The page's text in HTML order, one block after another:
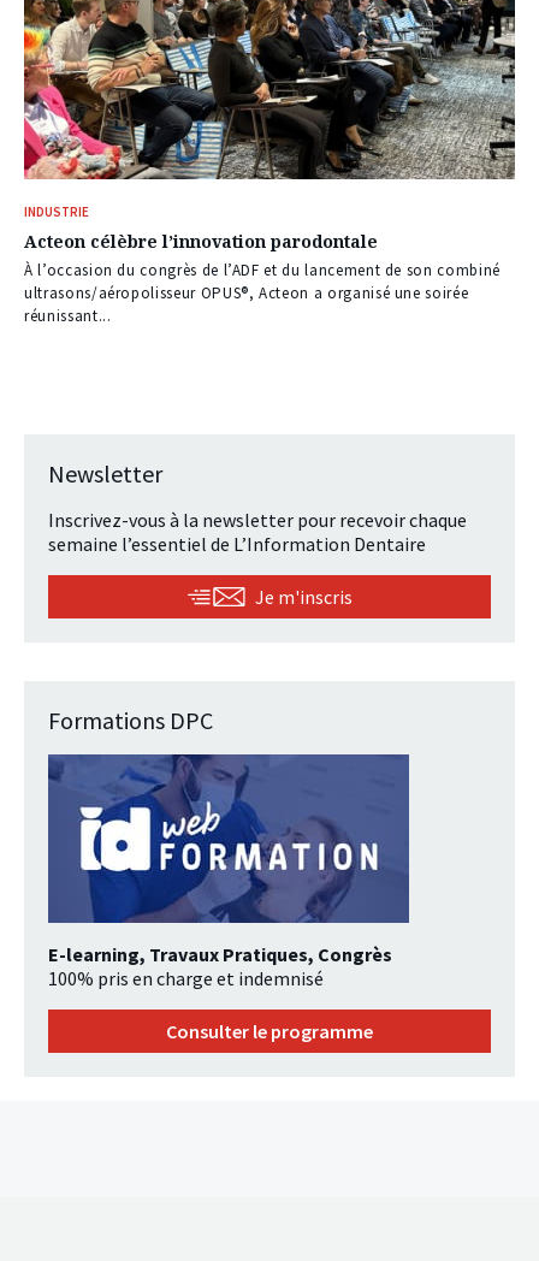
INDUSTRIE
Acteon célèbre l’innovation parodontale
À l’occasion du congrès de l’ADF et du lancement de son combiné
ultrasons/aéropolisseur OPUS®, Acteon a organisé une soirée
réunissant...
Newsletter
Inscrivez-vous à la newsletter pour recevoir chaque
semaine l’essentiel de L’Information Dentaire
Je m'inscris
Formations DPC
E-learning, Travaux Pratiques, Congrès
100% pris en charge et indemnisé
Consulter le programme